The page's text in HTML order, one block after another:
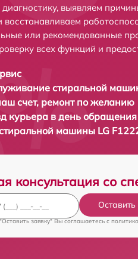
выявляем
или рекомендованные
всех функций и
стиральной
счет, ремонт по желанию
курьера в день обращения
машины LG
консультация со
заявку" Вы соглашаетесь c